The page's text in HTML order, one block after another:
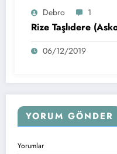
Debro 1
Rize Taşlıdere
06/12/2019
YORUM GÖNDER
Yorumlar